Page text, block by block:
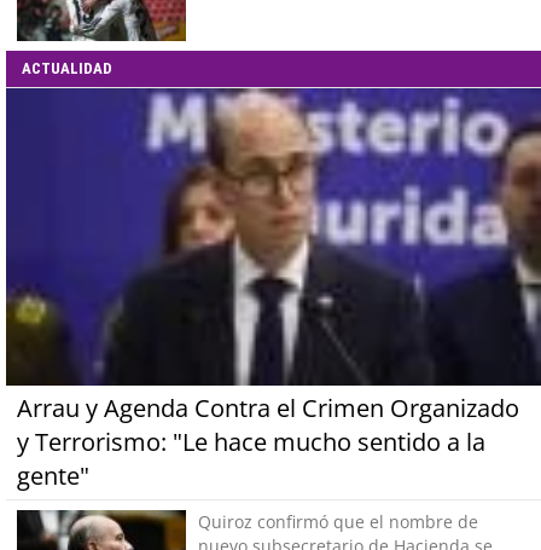
ACTUALIDAD
Arrau y Agenda Contra el Crimen Organizado
y Terrorismo: "Le hace mucho sentido a la
gente"
Quiroz confirmó que el nombre de